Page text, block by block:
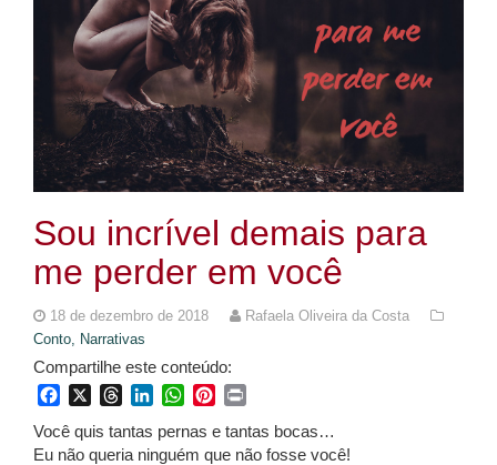
Sou incrível demais para
me perder em você
18 de dezembro de 2018
Rafaela Oliveira da Costa
Conto,
Narrativas
Compartilhe este conteúdo:
FacebookThreadsLinkedInWhatsApp
Pinterest
Você quis tantas pernas e tantas bocas…
Eu não queria ninguém que não fosse você!